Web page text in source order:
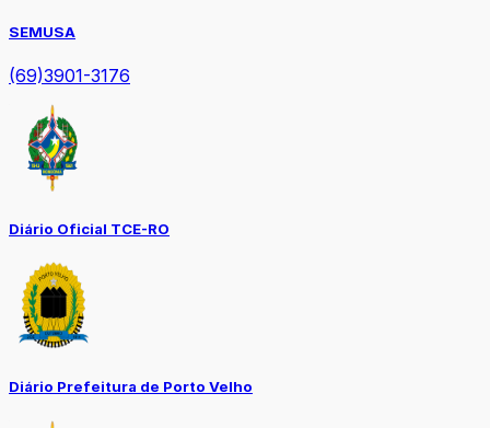
SEMUSA
(69)3901-3176
Diário Oficial TCE-RO
Diário Prefeitura de Porto Velho